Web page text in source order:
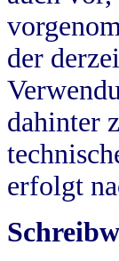
der
dahinter
erfolgt